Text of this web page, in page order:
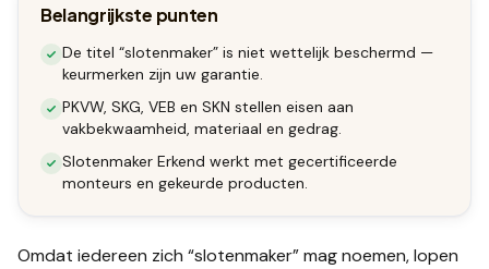
Belangrijkste punten
De titel “slotenmaker” is niet wettelijk beschermd —
keurmerken zijn uw garantie.
PKVW, SKG, VEB en SKN stellen eisen aan
vakbekwaamheid, materiaal en gedrag.
Slotenmaker Erkend werkt met gecertificeerde
monteurs en gekeurde producten.
Omdat iedereen zich “slotenmaker” mag noemen, lopen